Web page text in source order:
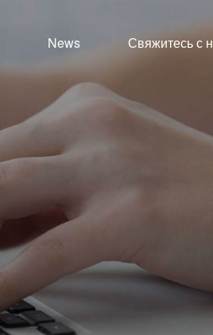
News Свяжитесь с